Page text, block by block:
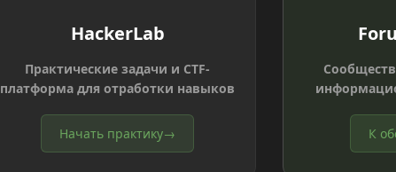
HackerLab
Практические задачи и CTF-
платформа для отработки навыков
Начать практику→ К